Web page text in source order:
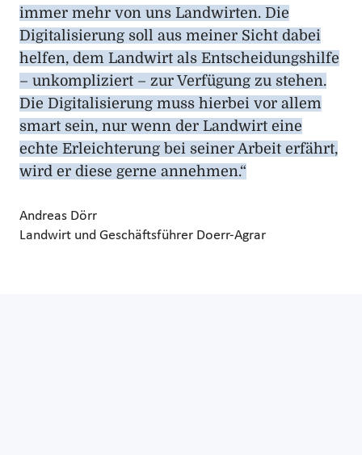
immer mehr von uns Landwirten. Die
Digitalisierung soll aus meiner Sicht dabei
helfen, dem Landwirt als Entscheidungshilfe
– unkompliziert – zur Verfügung zu stehen.
Die Digitalisierung muss hierbei vor allem
smart sein, nur wenn der Landwirt eine
echte Erleichterung bei seiner Arbeit erfährt,
wird er diese gerne annehmen.“
Andreas Dörr
Landwirt und Geschäftsführer Doerr-Agrar